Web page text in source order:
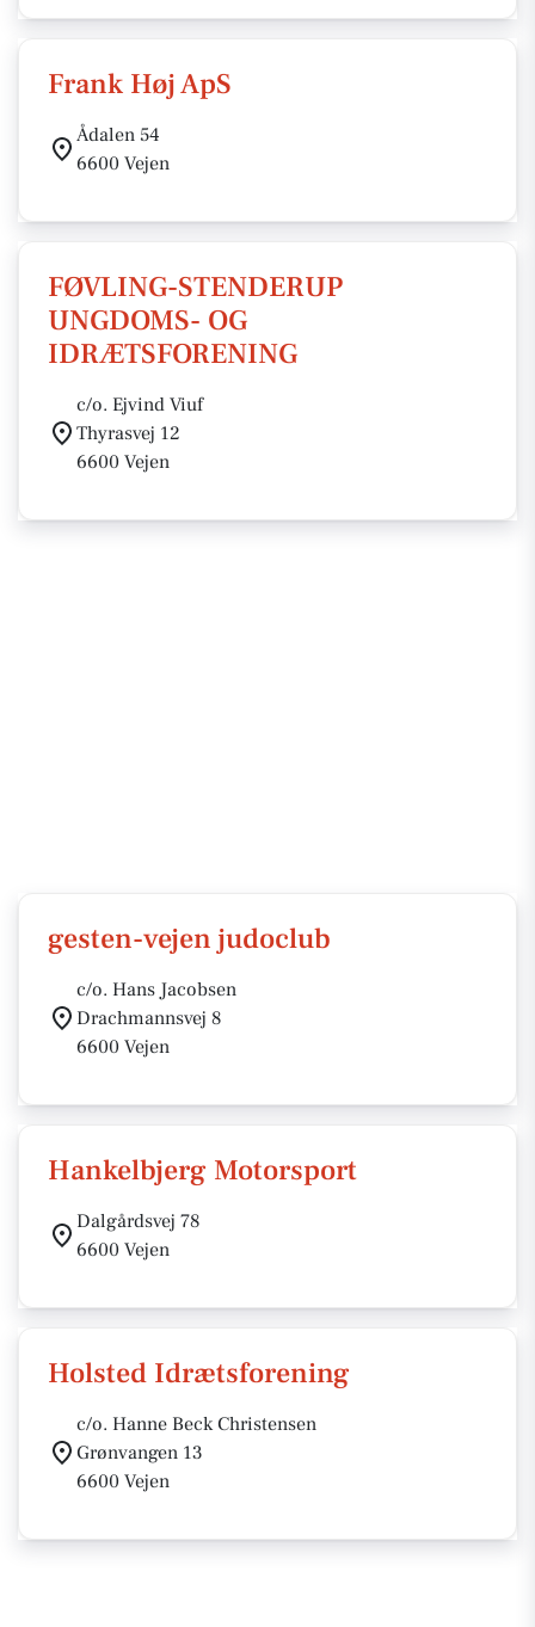
Frank Høj ApS
Ådalen 54
6600 Vejen
FØVLING-STENDERUP
UNGDOMS- OG
IDRÆTSFORENING
c/o. Ejvind Viuf
Thyrasvej 12
6600 Vejen
gesten-vejen judoclub
c/o. Hans Jacobsen
Drachmannsvej 8
6600 Vejen
Hankelbjerg Motorsport
Dalgårdsvej 78
6600 Vejen
Holsted Idrætsforening
c/o. Hanne Beck Christensen
Grønvangen 13
6600 Vejen